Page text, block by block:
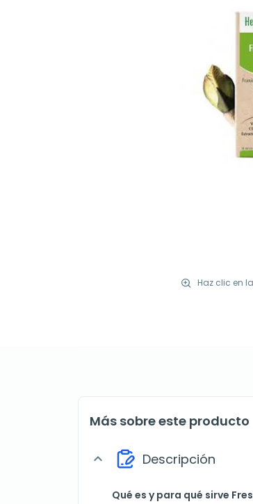
Haz clic en
Más sobre este producto
expand_more Descripción
Qué es y para qué sirve